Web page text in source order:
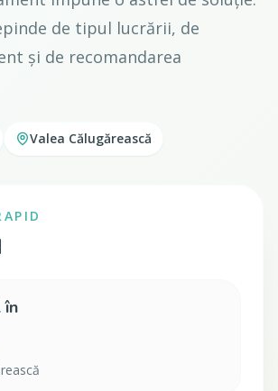
de tipul lucrării, de
și de recomandarea
Valea Călugărească
în